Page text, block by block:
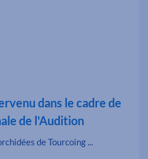
dans le cadre de
de l'Audition
de Tourcoing ...